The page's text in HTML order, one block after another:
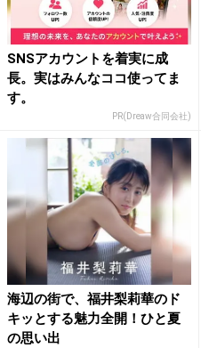
SNSアカウントを着実に成
長。実はみんなココ使ってま
す。
PR(Dreaw合同会社)
海辺の街で、福井梨莉華のド
キッとする魅力全開！ひと夏
の思い出